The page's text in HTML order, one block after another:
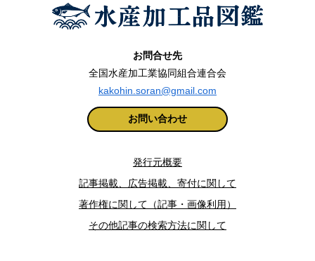
お問合せ先
全国水産加工業協同組合連合会
kakohin.soran@gmail.com
お問い合わせ
発行元概要
記事掲載、広告掲載、寄付に関して
著作権に関して（記事・画像利用）
その他記事の検索方法に関して